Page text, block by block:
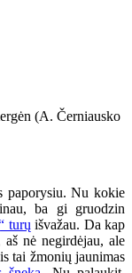
paporysiu. Nu kokie
ba gi gruodzin
turų išvažau. Da kap
aš nė negirdėjau, ale
tai žmonių jaunimas